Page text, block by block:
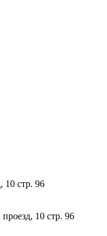
стр. 96
10 стр. 96